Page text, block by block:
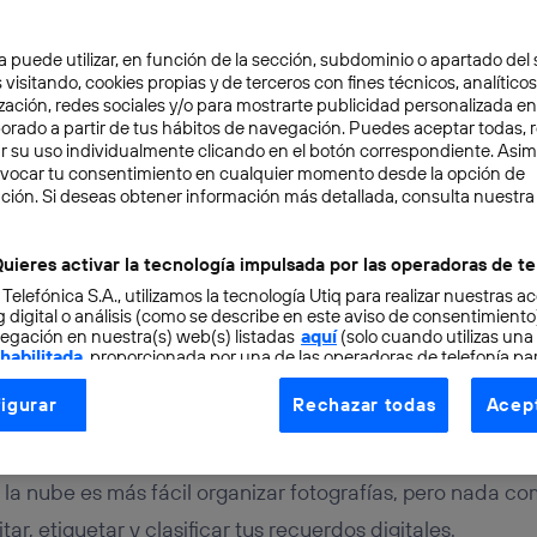
4 min
para organizar
como un
nube es más fácil organizar fotografías, pero nada
etiquetar y clasificar tus recuerdos digitales.
puede utilizar, en función de la sección, subdominio o apartado del
visitando, cookies propias y de terceros con fines técnicos,
redes sociales y/o para mostrarte publicidad personalizada
a partir de tus hábitos de navegación. Puedes aceptar todas,
su uso individualmente clicando en el botón correspondiente.
tu consentimiento en cualquier momento desde la opción de
Si deseas obtener información más detallada, consulta nuestra
activar la tecnología impulsada por las operadoras de
S.A., utilizamos la tecnología Utiq para realizar nuestras
digital o análisis (como se describe en este aviso de
en nuestra(s) web(s) listadas aquí(solo cuando utilizas una
, proporcionada por una de las operadoras de telefonía
consentimiento en cada página web).
Utiq está diseñada con la privacidad como prioridad
tu dirección IP y otra información de la cuenta de cliente de
la conexión que utilizas (p. ej., número de teléfono móvil).
Rechazar todas